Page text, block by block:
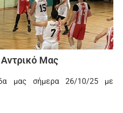
Αντρικό Μας
μας σήμερα 26/10/25 με